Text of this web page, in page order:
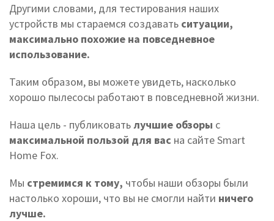
Другими словами, для тестирования наших
устройств мы стараемся создавать ситуации,
максимально похожие на повседневное
использование.
Таким образом, вы можете увидеть, насколько
хорошо пылесосы работают в повседневной жизни.
Наша цель - публиковатьлучшие обзоры с
максимальной пользой для вас на сайте Smart
Home Fox.
Мы стремимся к тому, чтобы наши обзоры были
настолько хороши, что вы не смогли найти ничего
лучше.